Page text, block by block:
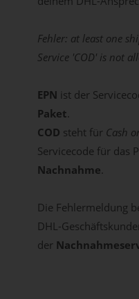
Fehler: at least one
Service 'COD' is not
EPN ist der
Paket.
COD steht für Cash
Servicecode für das
Nachnahme.
Die Fehlermeldung
DHL-
der